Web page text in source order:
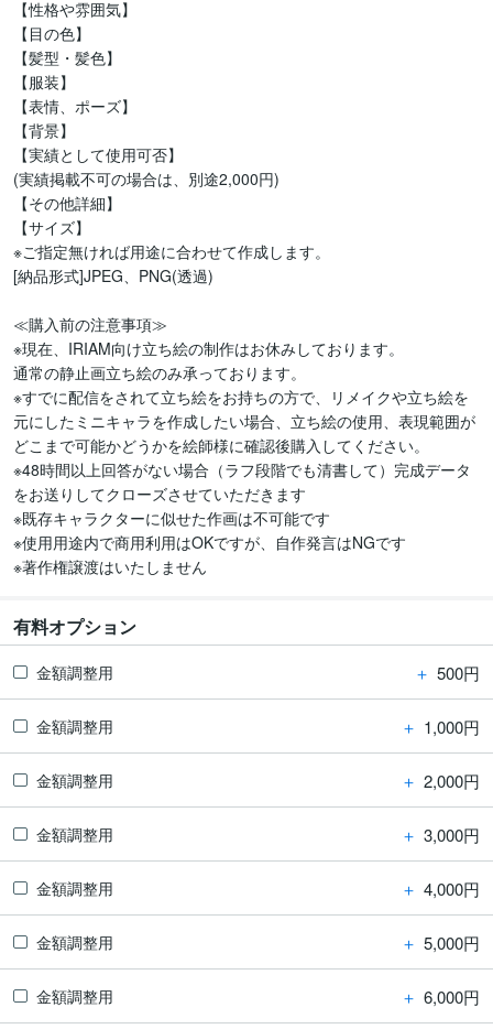
【性格や雰囲気】
【目の色】
【髪型・髪色】
【服装】
【表情、ポーズ】
【背景】
【実績として使用可否】
(実績掲載不可の場合は、別途2,000円)
【その他詳細】
【サイズ】
※ご指定無ければ用途に合わせて作成します。
[納品形式]JPEG、PNG(透過)
≪購入前の注意事項≫
※現在、IRIAM向け立ち絵の制作はお休みしております。
通常の静止画立ち絵のみ承っております。
※すでに配信をされて立ち絵をお持ちの方で、リメイクや立ち絵を
元にしたミニキャラを作成したい場合、立ち絵の使用、表現範囲が
どこまで可能かどうかを絵師様に確認後購入してください。
※48時間以上回答がない場合（ラフ段階でも清書して）完成データ
をお送りしてクローズさせていただきます
※既存キャラクターに似せた作画は不可能です
※使用用途内で商用利用はOKですが、自作発言はNGです
※著作権譲渡はいたしません
有料オプション
金額調整用 ＋ 500円
金額調整用 ＋ 1,000円
金額調整用 ＋ 2,000円
金額調整用 ＋ 3,000円
金額調整用 ＋ 4,000円
金額調整用 ＋ 5,000円
金額調整用 ＋ 6,000円